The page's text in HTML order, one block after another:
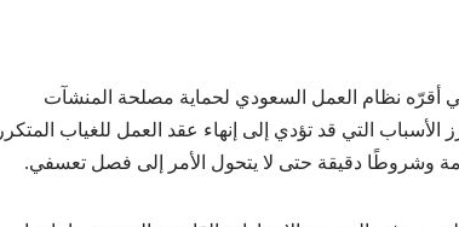
أقرّه نظام العمل السعودي لحماية مصلحة المنشآت
الأسباب التي قد تؤدي إلى إنهاء عقد العمل للغياب المتكرر
وشروطًا دقيقة حتى لا يتحول الأمر إلى فصل تعسفي.